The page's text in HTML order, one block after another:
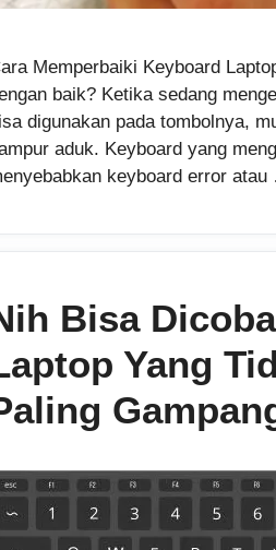
Memperbaiki Keyboard
baik? Ketika sedang
digunakan pada tombolnya,
aduk. Keyboard yang
keyboard error
Bisa
Yang